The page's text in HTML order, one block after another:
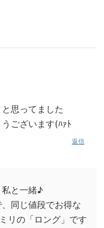
思ってました
ございます(ﾊｧﾄ
返信
私と一緒♪
同じ値段でお得な
リの「ロング」です